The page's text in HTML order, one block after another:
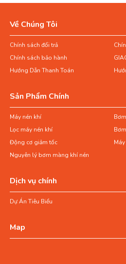
Về Chúng Tôi
Chính sách đổi trả
Chính sách bảo hành
Hướng Dẫn Thanh Toán
Sản Phẩm Chính
Máy nén khí
Lọc máy nén khí
Động cơ giảm tốc
Nguyên lý bơm màng khí nén
Dịch vụ chính
Dự Án Tiêu Biểu
Map